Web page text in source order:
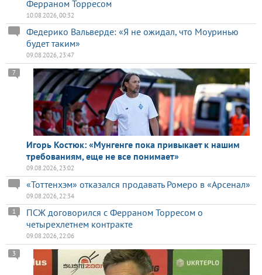
Ферраном Торресом
10.08.2026, 00:32
Федерико Вальверде: «Я не ожидал, что Моуринью
будет таким»
09.08.2026, 23:47
Игорь Костюк: «Мунгенге пока привыкает к нашим
требованиям, еще не все понимает»
7
09.08.2026, 23:02
«Тоттенхэм» отказался продавать Ромеро в «Арсенал»
09.08.2026, 22:34
ПСЖ договорился с Ферраном Торресом о
четырехлетнем контракте
1
09.08.2026, 22:06
3